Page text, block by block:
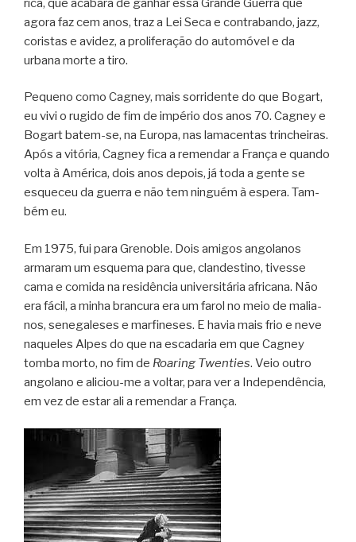
rica, que aca­bara de ganhar essa Grande Guerra que
agora faz cem anos, traz a Lei Seca e con­tra­bando, jazz,
coris­tas e avi­dez, a pro­li­fe­ra­ção do auto­mó­vel e da
urbana morte a tiro.
Pequeno como Cag­ney, mais sor­ri­dente do que Bogart,
eu vivi o rugido de fim de impé­rio dos anos 70. Cag­ney e
Bogart batem-se, na Europa, nas lama­cen­tas trin­chei­ras.
Após a vitó­ria, Cag­ney fica a remen­dar a França e quando
volta à Amé­rica, dois anos depois, já toda a gente se
esque­ceu da guerra e não tem nin­guém à espera. Tam­
bém eu.
Em 1975, fui para Gre­no­ble. Dois ami­gos ango­la­nos
arma­ram um esquema para que, clan­des­tino, tivesse
cama e comida na resi­dên­cia uni­ver­si­tá­ria afri­cana. Não
era fácil, a minha bran­cura era um farol no meio de mali­a­
nos, sene­ga­le­ses e mar­fi­ne­ses. E havia mais frio e neve
naque­les Alpes do que na esca­da­ria em que Cag­ney
tomba morto, no fim de Roa­ring Twen­ties. Veio outro
ango­lano e aliciou-me a vol­tar, para ver a Inde­pen­dên­cia,
em vez de estar ali a remen­dar a França.